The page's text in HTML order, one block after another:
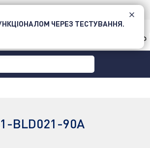
BLD021-90A
ЧЕРЕЗ ТЕСТУВАННЯ.